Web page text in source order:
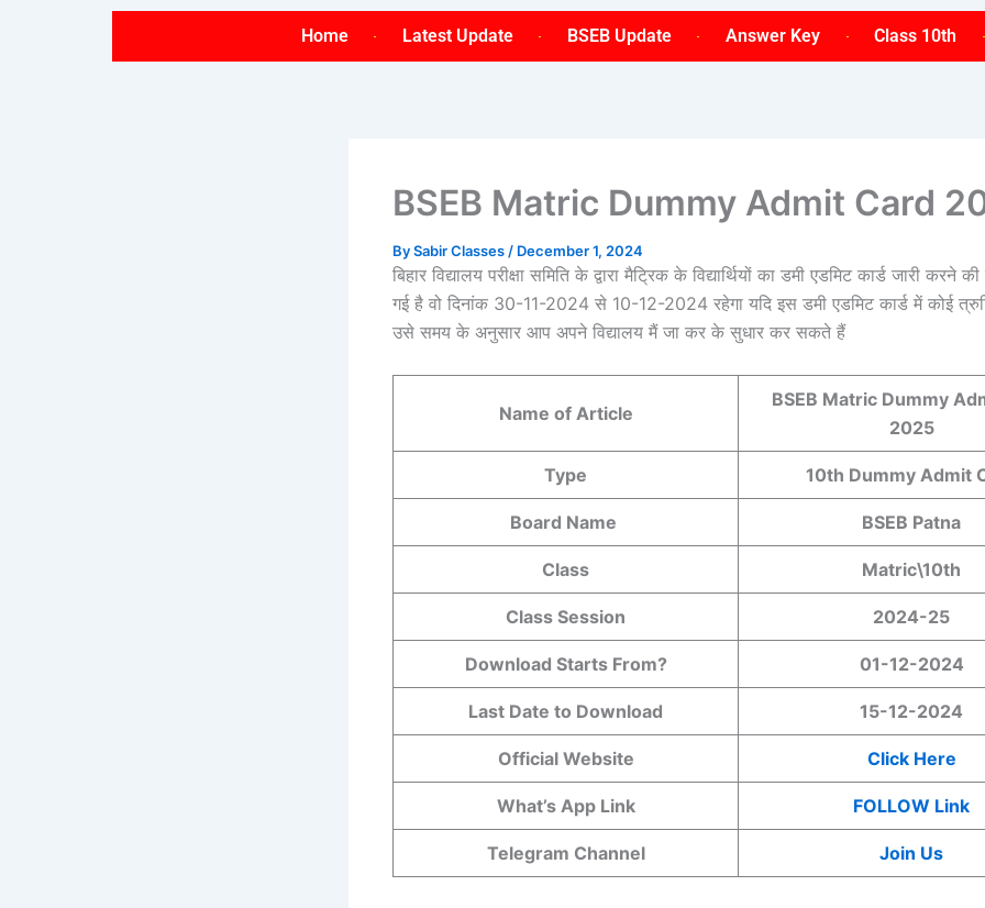
Home Latest Update BSEB Update Answer Key Class 10th
BSEB Matric Dummy Admit Card
BySabir Classes / December 1, 2024
बिहार विद्यालय परीक्षा समिति के द्वारा मैट्रिक के विद्यार्थियों का डमी एडमिट कार्ड जारी करने
गई है वो दिनांक 30-11-2024 से 10-12-2024 रहेगा यदि इस डमी एडमिट कार्ड में कोई
उसे समय के अनुसार आप अपने विद्यालय मैं जा कर के सुधार कर सकते हैं
Name of Article
BSEB Matric Dummy
2025
Type 10th Dummy Admit
Board Name BSEB Patna
Class Matric\10th
Class Session 2024-25
Download Starts From? 01-12-2024
Last Date to Download 15-12-2024
Official Website Click Here
What’s App Link FOLLOW Link
Telegram Channel Join Us